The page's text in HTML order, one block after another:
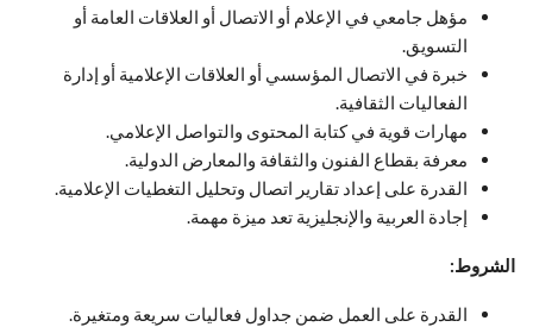
مؤهل جامعي في الإعلام أو الاتصال أو العلاقات العامة أو
التسويق.
خبرة في الاتصال المؤسسي أو العلاقات الإعلامية أو إدارة
الفعاليات الثقافية.
مهارات قوية في كتابة المحتوى والتواصل الإعلامي.
معرفة بقطاع الفنون والثقافة والمعارض الدولية.
القدرة على إعداد تقارير اتصال وتحليل التغطيات الإعلامية.
إجادة العربية والإنجليزية تعد ميزة مهمة.
الشروط:
القدرة على العمل ضمن جداول فعاليات سريعة ومتغيرة.